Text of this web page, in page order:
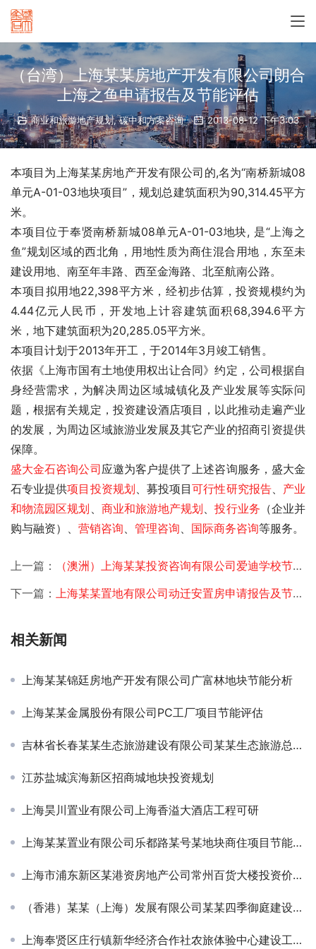
（台湾）上海某某房地产开发有限公司朗合
上海之鱼申请报告及节能评估
商业和旅游地产规划,碳中和方案咨询 2013-08-12 下午3:03
本项目为上海某某房地产开发有限公司的,名为“南桥新城08
单元A-01-03地块项目”，规划总建筑面积为90,314.45平方
米。
本项目位于奉贤南桥新城08单元A-01-03地块, 是“上海之
鱼”规划区域的西北角，用地性质为商住混合用地，东至未
建设用地、南至年丰路、西至金海路、北至航南公路。
本项目拟用地22,398平方米，经初步估算，投资规模约为
4.44亿元人民币，开发地上计容建筑面积68,394.6平方
米，地下建筑面积为20,285.05平方米。
本项目计划于2013年开工，于2014年3月竣工销售。
依据《上海市国有土地使用权出让合同》约定，公司根据自
身经营需求，为解决周边区域城镇化及产业发展等实际问
题，根据有关规定，投资建设酒店项目，以此推动走遍产业
的发展，为周边区域旅游业发展及其它产业的招商引资提供
保障。
盛大金石咨询公司应邀为客户提供了上述咨询服务，盛大金
石专业提供项目投资规划、募投项目可行性研究报告、 产业
和物流园区规划 、 商业和旅游地产规划、投行业务 （企业并
购与融资）、 营销咨询、 管理咨询、 国际商务咨询等服务。
上一篇：
（澳洲）上海某某投资咨询有限公司爱迪学校节能评估
下一篇： 上海某某置地有限公司动迁安置房申请报告及节能评估
相关新闻
上海某某锦廷房地产开发有限公司广富林地块节能分析
上海某某金属股份有限公司PC工厂项目节能评估
吉林省长春某某生态旅游建设有限公司某某生态旅游总体规划
江苏盐城滨海新区招商城地块投资规划
上海昊川置业有限公司上海香溢大酒店工程可研
上海某某置业有限公司乐都路某号某地块商住项目节能分析
上海市浦东新区某港资房地产公司常州百货大楼投资价值分析
（香港）某某（上海）发展有限公司某某四季御庭建设节能评估
上海奉贤区庄行镇新华经济合作社农旅体验中心建设工程可研